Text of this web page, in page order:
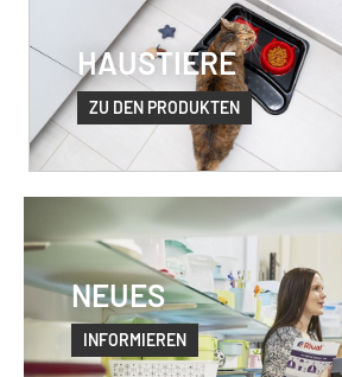
HAUSTIERE
ZU DEN PRODUKTEN
NEUES
INFORMIEREN